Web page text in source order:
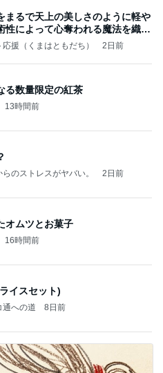
まるで天上の美しさのように軽や
性によって心奪われる魔法を織り
援（くまはともだち） 2日前
る数量限定の紅茶
13時間前
のストレスがヤバい。 2日前
オムツとお菓子
16時間前
イスセット)
通への道 8日前